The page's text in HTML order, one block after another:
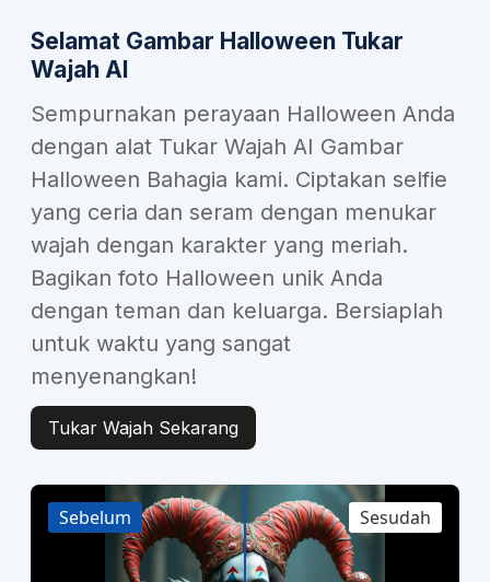
Selamat Gambar Halloween Tukar
Wajah AI
Sempurnakan perayaan Halloween Anda
dengan alat Tukar Wajah AI Gambar
Halloween Bahagia kami. Ciptakan selfie
yang ceria dan seram dengan menukar
wajah dengan karakter yang meriah.
Bagikan foto Halloween unik Anda
dengan teman dan keluarga. Bersiaplah
untuk waktu yang sangat
menyenangkan!
Tukar Wajah Sekarang
Sesudah
Sebelum